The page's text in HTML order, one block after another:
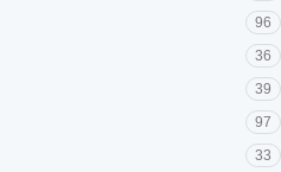
96
36
39
97
33